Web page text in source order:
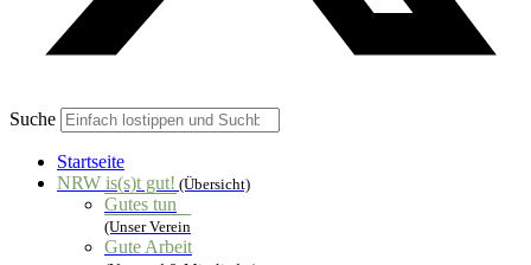
Suche
Startseite
NRW is(s)t gut! (Übersicht)
Gutes tun
(Unser Verein
Gute Arbeit